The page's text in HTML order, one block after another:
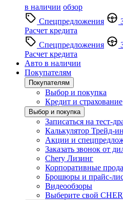
в наличии обзор
Спецпредложения
Расчет кредита
Спецпредложения
Расчет кредита
Авто в наличии
Покупателям
Покупателям
Выбор и покупка
Кредит и страхование
Выбор и покупка
Записаться на тест-
Калькулятор Трейд-ин
Акции и
Заказать звонок от
Chery Лизинг
Корпоративные
Брошюры и прайс-
Видеообзоры
Выберите свой